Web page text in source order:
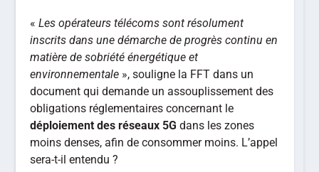
«Les opérateurs télécoms sont résolument
inscrits dans une démarche de progrès continu en
matière de sobriété énergétique et
environnementale », souligne la FFT dans un
document qui demande un assouplissement des
obligations réglementaires concernant le
déploiement des réseaux 5G dans les zones
moins denses, afin de consommer moins. L’appel
sera-t-il entendu ?